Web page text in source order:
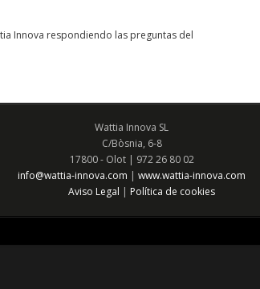
Innova respondiendo las preguntas del
Wattia Innova SL
C/Bòsnia, 6-8
17800 - Olot | 972 26 80 02
info@wattia-innova.com | www.wattia-innova.com
Aviso Legal
Política de cookies